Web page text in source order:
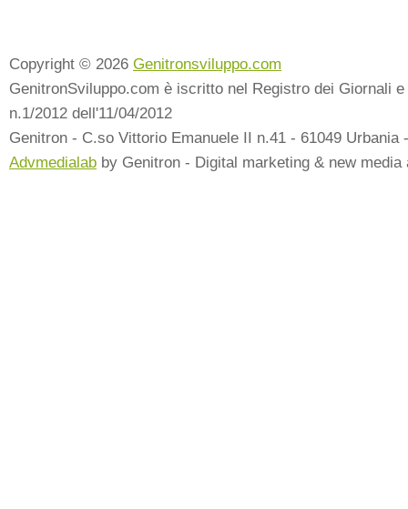
Copyright © 2026 Genitronsviluppo.com
GenitronSviluppo.com è iscritto nel Registro dei Giornali
n.1/2012 dell'11/04/2012
Genitron - C.so Vittorio Emanuele II n.41 - 61049 Urbania
Advmedialab by Genitron - Digital marketing & new media